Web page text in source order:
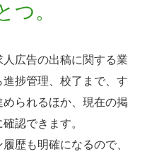
つ。
広告の出稿に関する業
捗管理、校了まで、す
られるほか、現在の掲
認できます。
歴も明確になるので、